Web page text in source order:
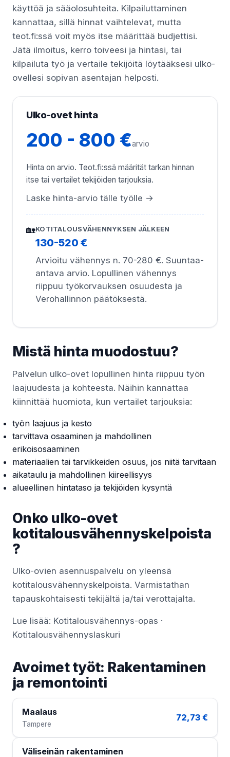
käyttöä ja sääolosuhteita. Kilpailuttaminen
kannattaa, sillä hinnat vaihtelevat, mutta
teot.fi:ssä voit myös itse määrittää budjettisi.
Jätä ilmoitus, kerro toiveesi ja hintasi, tai
kilpailuta työ ja vertaile tekijöitä löytääksesi ulko-
ovellesi sopivan asentajan helposti.
Ulko-ovet hinta
200 - 800 €arvio
Hinta on arvio. Teot.fi:ssä määrität tarkan hinnan
itse tai vertailet tekijöiden tarjouksia.
Laske hinta-arvio tälle työlle →
🏡KOTITALOUSVÄHENNYKSEN JÄLKEEN
130-520 €
Arvioitu vähennys n. 70-280 €. Suuntaa-
antava arvio. Lopullinen vähennys
riippuu työkorvauksen osuudesta ja
Verohallinnon päätöksestä.
Mistä hinta muodostuu?
Palvelun ulko-ovet lopullinen hinta riippuu työn
laajuudesta ja kohteesta. Näihin kannattaa
kiinnittää huomiota, kun vertailet tarjouksia:
työn laajuus ja kesto
tarvittava osaaminen ja mahdollinen
erikoisosaaminen
materiaalien tai tarvikkeiden osuus, jos niitä tarvitaan
aikataulu ja mahdollinen kiireellisyys
alueellinen hintataso ja tekijöiden kysyntä
Onko ulko-ovet
kotitalousvähennyskelpoista
?
Ulko-ovien asennuspalvelu on yleensä
kotitalousvähennyskelpoista. Varmistathan
tapauskohtaisesti tekijältä ja/tai verottajalta.
Lue lisää: Kotitalousvähennys-opas ·
Kotitalousvähennyslaskuri
Avoimet työt: Rakentaminen
ja remontointi
Maalaus
Tampere
72,73 €
Väliseinän rakentaminen